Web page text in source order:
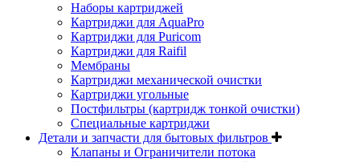
Наборы картриджей
Картриджи для AquaPro
Картриджи для Puricom
Картриджи для Raifil
Мембраны
Картриджи механической очистки
Картриджи угольные
Постфильтры (картридж тонкой очистки)
Специальные картриджи
Детали и запчасти для бытовых фильтров
Клапаны и Ограничители потока